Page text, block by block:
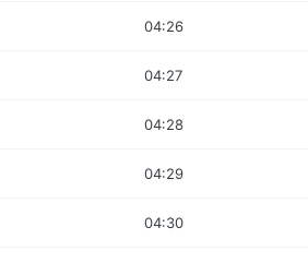
04:26
04:27
04:28
04:29
04:30